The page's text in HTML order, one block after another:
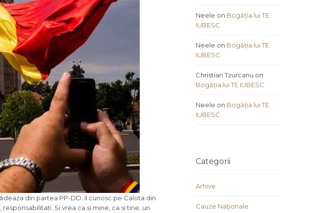
din partea PP-DD. Il cunosc pe Calota din
Si vrea ca si mine, ca si tine, un
Neele on Bogăția lui TE
IUBESC
Neele on Bogăția lui TE
IUBESC
Christian Tzurcanu on
Bogăția lui TE IUBESC
Neele on Bogăția lui TE
IUBESC
Categorii
Arhive
Cauze Naţionale